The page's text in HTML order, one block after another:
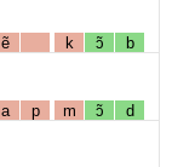
ẽ k ɔ̃ b
a p m ɔ̃ d